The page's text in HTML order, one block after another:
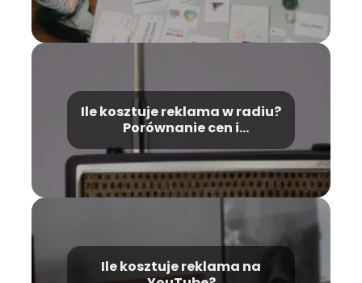
Ile kosztuje reklama w radiu?
Porównanie cen i
Ile kosztuje reklama na